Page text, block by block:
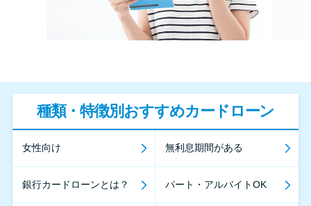
種類・特徴別おすすめカードローン
女性向け 無利息期間がある
銀行カードローンとは？ パート・アルバイトOK